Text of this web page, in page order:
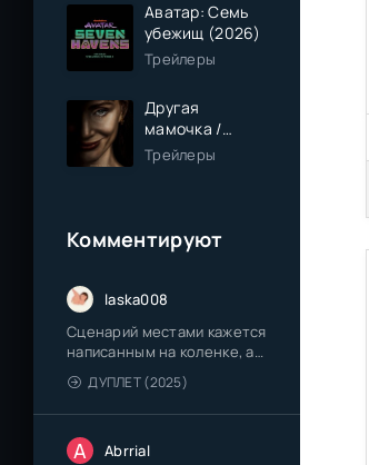
Аватар: Семь
убежищ (2026)
Трейлеры
Другая
мамочка /
Чужая мама
(2026)
Трейлеры
Комментируют
laska008
Сценарий местами кажется
написанным на коленке, а
оперативная работа
показана слишком
сказочно и просто.
ДУПЛЕТ (2025)
A
Abrrial